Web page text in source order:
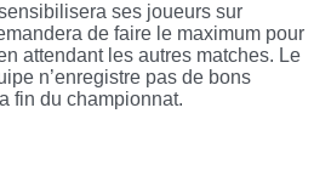
ses joueurs sur
de faire le maximum pour
attendant les autres matches. Le
n’enregistre pas de bons
fin du championnat.